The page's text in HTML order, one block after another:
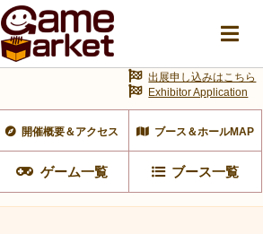
開催概要＆アクセス ブース＆ホールMAP
ゲーム一覧 ブース一覧
出展申し込みはこちら
Exhibitor Application